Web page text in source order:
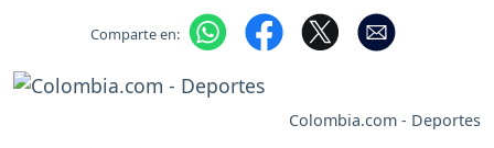
Comparte en:
Colombia.com - Deportes